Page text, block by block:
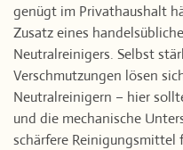
genügt im Privathaushalt
Zusatz eines
Neutralreinigers. Selbst
Verschmutzungen lösen
Neutralreinigern – hier
und die mechanische
schärfere Reinigungsmittel